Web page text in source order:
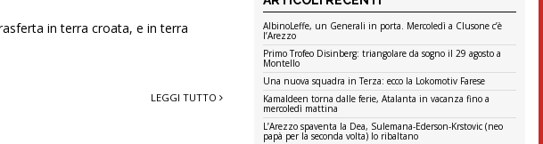
in terra croata, e in terra
LEGGI TUTTO
AlbinoLeffe, un Generali in porta. Mercoledì a Clusone c’è
l’Arezzo
Primo Trofeo Disinberg: triangolare da sogno il 29 agosto a
Montello
Una nuova squadra in Terza: ecco la Lokomotiv Farese
Kamaldeen torna dalle ferie, Atalanta in vacanza fino a
mercoledì mattina
L’Arezzo spaventa la Dea, Sulemana-Ederson-Krstovic (neo
papà per la seconda volta) lo ribaltano